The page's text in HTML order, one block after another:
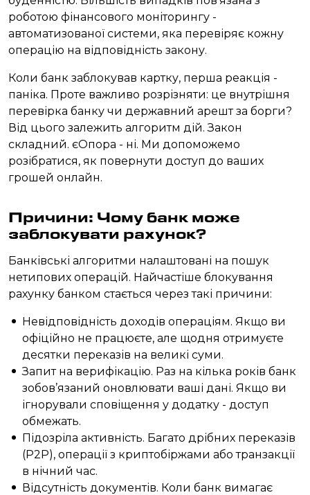
роботою фінансового моніторингу -
автоматизованої системи, яка перевіряє кожну
операцію на відповідність закону.
Коли банк заблокував картку, перша реакція -
паніка. Проте важливо розрізняти: це внутрішня
перевірка банку чи державний арешт за борги?
Від цього залежить алгоритм дій. Закон
складний. єОпора - ні. Ми допоможемо
розібратися, як повернути доступ до ваших
грошей онлайн.
Причини: Чому банк може
заблокувати рахунок?
Банківські алгоритми налаштовані на пошук
нетипових операцій. Найчастіше блокування
рахунку банком стається через такі причини:
Невідповідність доходів операціям. Якщо ви
офіційно не працюєте, але щодня отримуєте
десятки переказів на великі суми.
Запит на верифікацію. Раз на кілька років банк
зобов’язаний оновлювати ваші дані. Якщо ви
ігнорували сповіщення у додатку - доступ
обмежать.
Підозріла активність. Багато дрібних переказів
(P2P), операції з криптобіржами або транзакції
в нічний час.
Відсутність документів. Коли банк вимагає